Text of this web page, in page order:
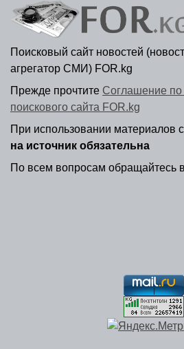
Поисковый сайт новостей
агрегатор СМИ) FOR.kg
Прежде прочтите Соглашение
поискового сайта FOR.kg
При использовании материалов
на источник обязательна
По всем вопросам обращайтесь в